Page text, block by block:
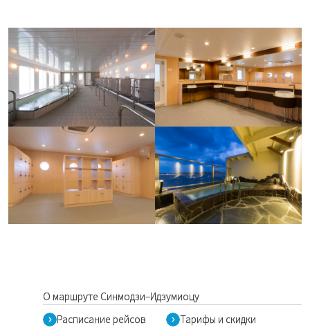
О маршруте Синмодзи–Идзумиоцу
Расписание рейсов
Тарифы и скидки